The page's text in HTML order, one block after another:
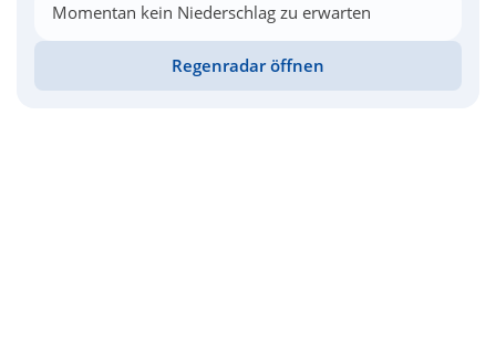
Momentan kein Niederschlag zu erwarten
Regenradar öffnen